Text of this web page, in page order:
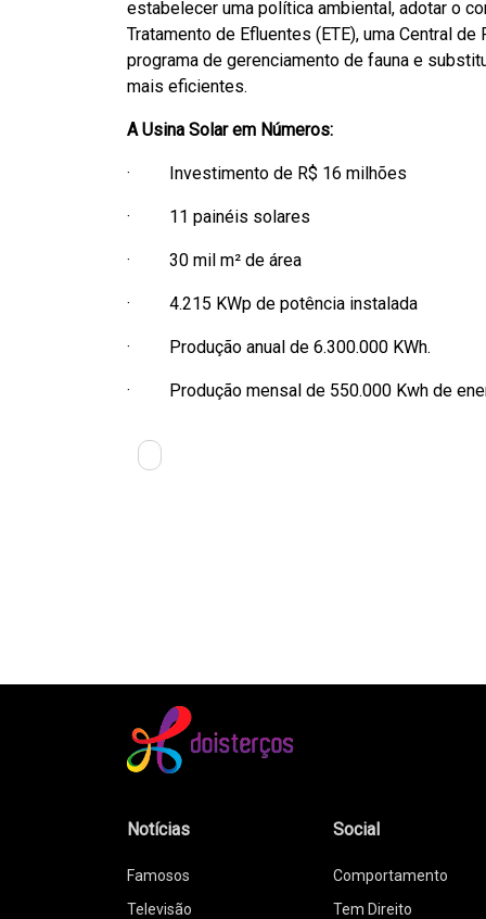
estabelecer uma política ambiental, adotar o
Tratamento de Efluentes (ETE), uma Central
programa de gerenciamento de fauna e
mais eficientes.
A Usina Solar em Números:
· Investimento de R$ 16 milhões
· 11 painéis solares
· 30 mil m² de área
· 4.215 KWp de potência instalada
· Produção anual de 6.300.000 KWh.
· Produção mensal de 550.000 Kwh de
Notícias
Famosos
Televisão
Social
Comportamento
Tem Direito